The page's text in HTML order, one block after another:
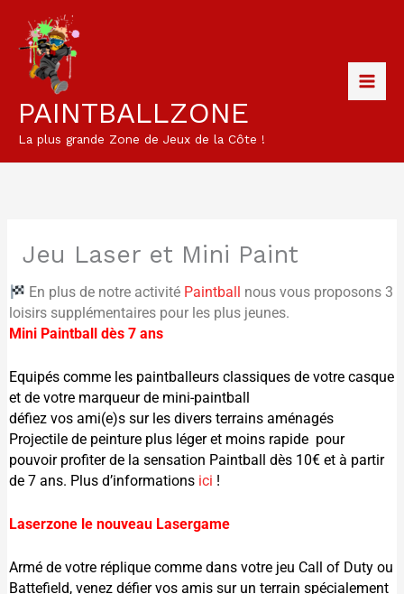
contenu
PAINTBALLZONE
La plus grande Zone de Jeux de la Côte !
Jeu Laser et Mini Paint
En plus de notre activité Paintball
nous vous proposons 3
loisirs supplémentaires pour les plus jeunes.
Mini Paintball dès 7 ans
Equipés comme les paintballeurs classiques de votre casque
et de votre marqueur de mini-paintball
défiez vos ami(e)s sur les divers terrains aménagés
Projectile de peinture plus léger et moins rapide pour
pouvoir profiter de la sensation Paintball dès 10€ et à partir
de 7 ans. Plus d’informations ici !
Laserzone le nouveau Lasergame
Armé de votre réplique comme dans votre jeu Call of Duty ou
Battefield, venez défier vos amis sur un terrain spécialement